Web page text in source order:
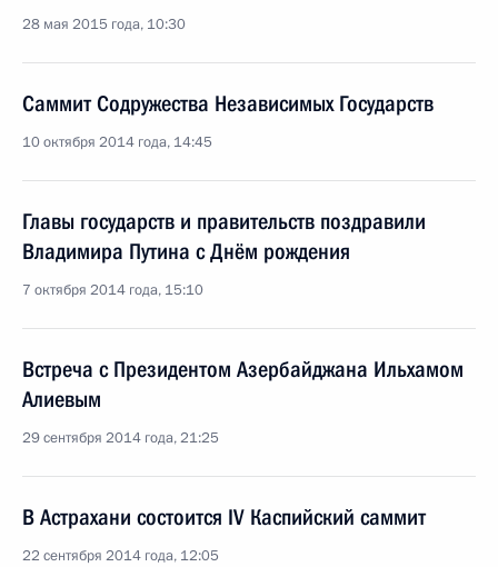
28 мая 2015 года, 10:30
Саммит Содружества Независимых Государств
10 октября 2014 года, 14:45
Главы государств и правительств поздравили
Владимира Путина с Днём рождения
7 октября 2014 года, 15:10
Встреча с Президентом Азербайджана Ильхамом
Алиевым
29 сентября 2014 года, 21:25
В Астрахани состоится IV Каспийский саммит
22 сентября 2014 года, 12:05